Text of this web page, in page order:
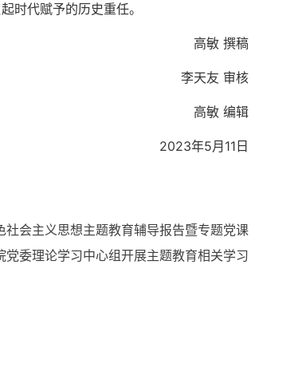
时代赋予的历史重任。
高敏 撰稿
李天友 审核
高敏 编辑
2023年5月11日
会主义思想主题教育辅导报告暨专题党课
党委理论学习中心组开展主题教育相关学习